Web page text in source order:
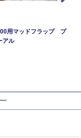
用マッドフラップ プ
アル